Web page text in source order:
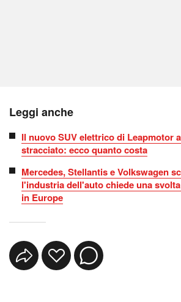
Leggi anche
Il nuovo SUV elettrico di Leapmotor
stracciato: ecco quanto costa
Mercedes, Stellantis e Volkswagen
l'industria dell'auto chiede una
in Europe